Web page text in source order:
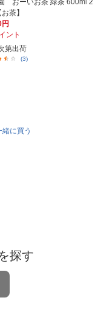
おーいお茶 緑茶 600ml 2
茶】
ント
第出荷
(3)
緒に買う
探す